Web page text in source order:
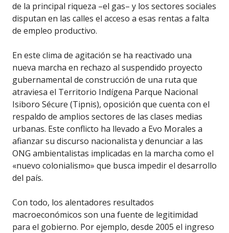
de la principal riqueza –el gas– y los sectores sociales
disputan en las calles el acceso a esas rentas a falta
de empleo productivo.
En este clima de agitación se ha reactivado una
nueva marcha en rechazo al suspendido proyecto
gubernamental de construcción de una ruta que
atraviesa el Territorio Indígena Parque Nacional
Isiboro Sécure (Tipnis), oposición que cuenta con el
respaldo de amplios sectores de las clases medias
urbanas. Este conflicto ha llevado a Evo Morales a
afianzar su discurso nacionalista y denunciar a las
ONG ambientalistas implicadas en la marcha como el
«nuevo colonialismo» que busca impedir el desarrollo
del país.
Con todo, los alentadores resultados
macroeconómicos son una fuente de legitimidad
para el gobierno. Por ejemplo, desde 2005 el ingreso